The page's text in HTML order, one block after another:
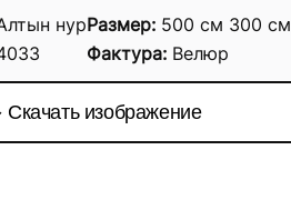
нурРазмер: 500 см 300 см
Фактура: Велюр
Скачать изображение